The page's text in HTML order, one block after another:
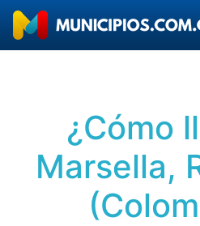
¿Cómo
Marsella,